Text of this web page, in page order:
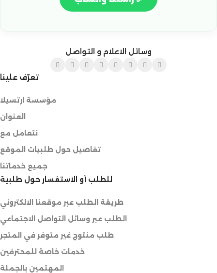
وسائل الاعلام و التواصل
تعرّف علينا
مؤسسة ارتسيلا
العنوان
نتعامل مع
تفاصيل حول طلبيات الموقع
جميع خدماتنا
للطلب أو الاستفسار حول طلبية
طريقة الطلب عبر موقعنا الالكتروني
الطلب عبر وسائل التواصل الاجتماعي
طلب منتوج غير متوفر في المتجر
خدمات خاصة للمحترفين
المهتمين بالجملة